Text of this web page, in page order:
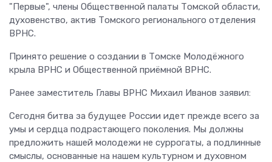
"Первые", члены Общественной палаты Томской области,
духовенство, актив Томского регионального отделения
ВРНС.
Принято решение о создании в Томске Молодёжного
крыла ВРНС и Общественной приёмной ВРНС.
Ранее заместитель Главы ВРНС Михаил Иванов заявил:
Сегодня битва за будущее России идет прежде всего за
умы и сердца подрастающего поколения. Мы должны
предложить нашей молодежи не суррогаты, а подлинные
смыслы, основанные на нашем культурном и духовном